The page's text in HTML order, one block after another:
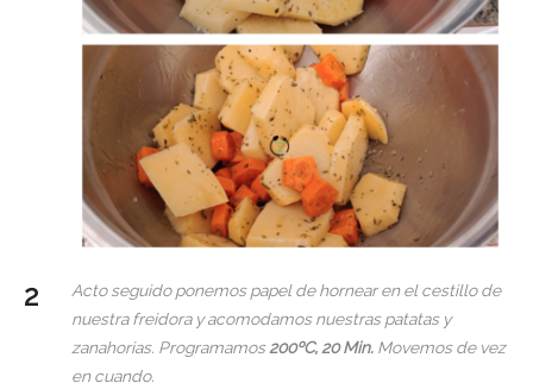
Acto seguido ponemos papel de hornear en el cestillo de
nuestra freidora y acomodamos nuestras patatas y
zanahorias. Programamos200ºC, 20 Min. Movemos de vez
en cuando.